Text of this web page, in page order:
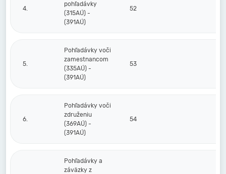
4.
pohľadávky
(315AÚ) -
(391AÚ)
52
5.
Pohľadávky voči
zamestnancom
(335AÚ) -
(391AÚ)
53
6.
Pohľadávky voči
združeniu
(369AÚ) -
(391AÚ)
54
Pohľadávky a
záväzky z